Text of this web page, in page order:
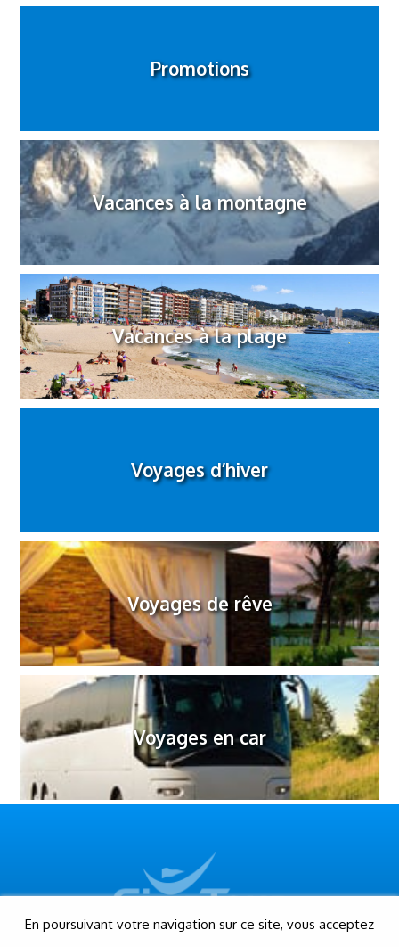
Promotions
Vacances à la montagne
Vacances à la plage
Voyages d’hiver
Voyages de rêve
Voyages en car
En poursuivant votre navigation sur ce site, vous acceptez